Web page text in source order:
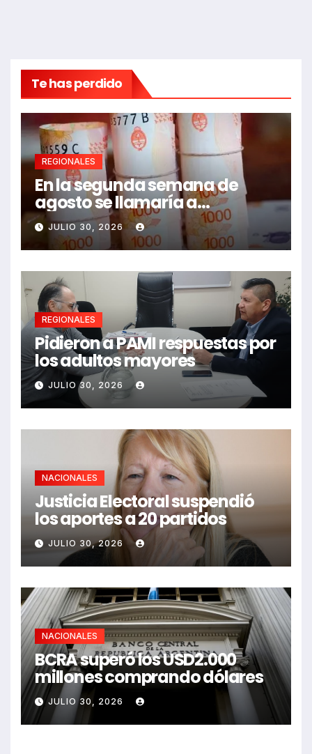
Te has perdido
REGIONALES
En la segunda semana de
agosto se llamaría a
paritarias
JULIO 30, 2026
REGIONALES
Pidieron a PAMI respuestas por
los adultos mayores
JULIO 30, 2026
NACIONALES
Justicia Electoral suspendió
los aportes a 20 partidos
JULIO 30, 2026
NACIONALES
BCRA superó los USD2.000
millones comprando dólares
JULIO 30, 2026